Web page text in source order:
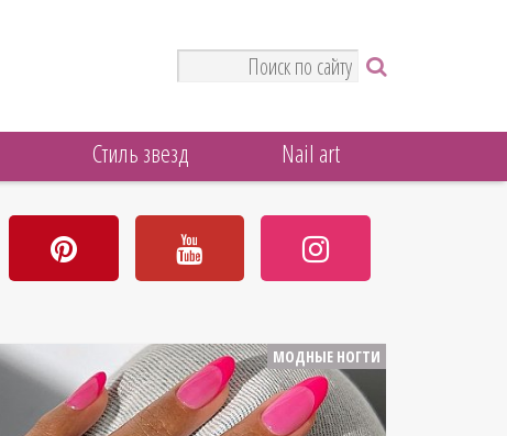
Стиль звезд Nail art
МОДНЫЕ НОГТИ